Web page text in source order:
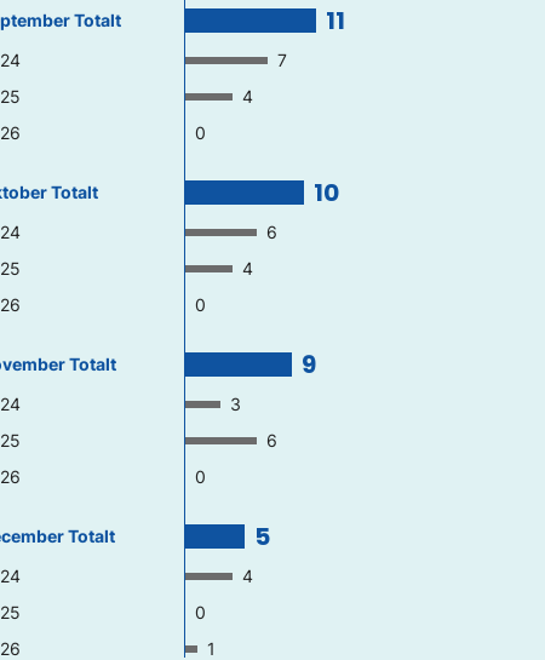
Totalt
Totalt
Totalt
Totalt
11
7
4
0
10
6
4
0
9
3
6
0
5
4
0
1